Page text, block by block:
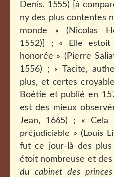
Denis, 1555) [à
ny des plus contentes
monde » (Nicolas
1552)] ; « Elle
honorée » (Pierre
1556) ; « Tacite,
plus, et certes
Boétie et publié en
est des mieux
Jean, 1665) ; «
préjudiciable » (Louis
fut ce jour-là des
étoit nombreuse et des
du cabinet des